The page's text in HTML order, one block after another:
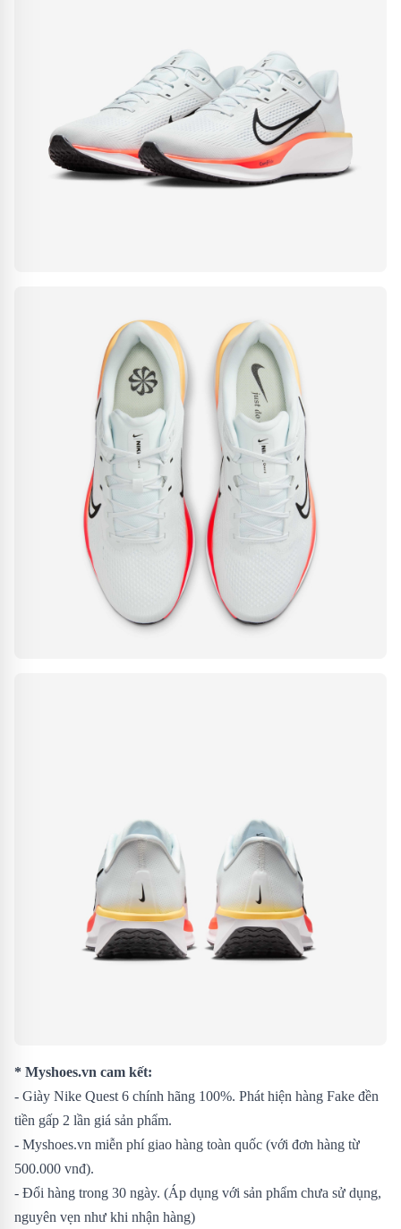
* Myshoes.vn cam kết:
- Giày Nike Quest 6 chính hãng 100%. Phát hiện hàng Fake đền
tiền gấp 2 lần giá sản phẩm.
- Myshoes.vn miễn phí giao hàng toàn quốc (với đơn hàng từ
500.000 vnđ).
- Đổi hàng trong 30 ngày. (Áp dụng với sản phẩm chưa sử dụng,
nguyên vẹn như khi nhận hàng)